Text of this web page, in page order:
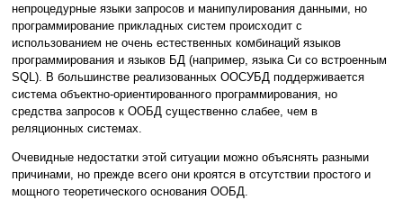
непроцедурные языки запросов и манипулирования данными, но
программирование прикладных систем происходит с
использованием не очень естественных комбинаций языков
программирования и языков БД (например, языка Си со встроенным
SQL). В большинстве реализованных ООСУБД поддерживается
система объектно-ориентированного программирования, но
средства запросов к ООБД существенно слабее, чем в
реляционных системах.
Очевидные недостатки этой ситуации можно объяснять разными
причинами, но прежде всего они кроятся в отсутствии простого и
мощного теоретического основания ООБД.